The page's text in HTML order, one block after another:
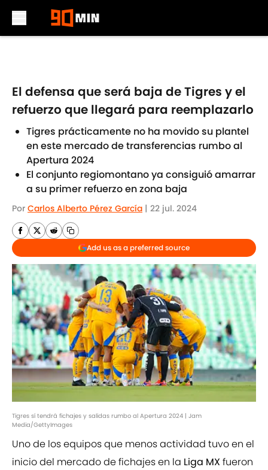
El defensa que será baja de Tigres y el
refuerzo que llegará para reemplazarlo
Tigres prácticamente no ha movido su plantel
en este mercado de transferencias rumbo al
Apertura 2024
El conjunto regiomontano ya consiguió amarrar
a su primer refuerzo en zona baja
Por Carlos Alberto Pérez García | 22 jul. 2024
Add us as a preferred source
Tigres sí tendrá fichajes y salidas rumbo al Apertura 2024 | Jam
Media/GettyImages
Uno de los equipos que menos actividad tuvo en el
inicio del mercado de fichajes en la Liga MX fueron